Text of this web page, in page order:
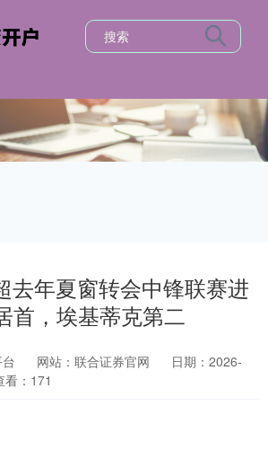
去年夏窗转会中锋联赛进
首，埃基蒂克第二
网站：联合证券官网
日期：2026-
看：171